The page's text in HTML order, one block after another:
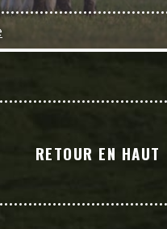
RETOUR EN HAUT